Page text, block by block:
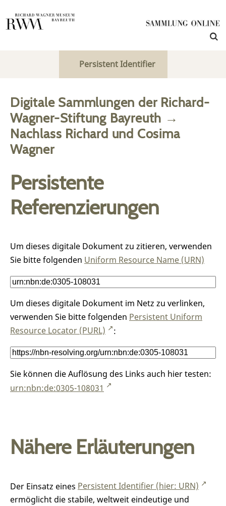
Persistent Identifier
Digitale Sammlungen der Richard-
Wagner-Stiftung Bayreuth →
Nachlass Richard und Cosima
Wagner
Persistente
Referenzierungen
Um dieses digitale Dokument zu zitieren, verwenden
Sie bitte folgenden Uniform Resource Name (URN)
Um dieses digitale Dokument im Netz zu verlinken,
verwenden Sie bitte folgenden Persistent Uniform
Resource Locator (PURL)
:
Sie können die Auflösung des Links auch hier testen:
urn:nbn:de:0305-108031
Nähere Erläuterungen
Der Einsatz eines Persistent Identifier (hier: URN)
ermöglicht die stabile, weltweit eindeutige und